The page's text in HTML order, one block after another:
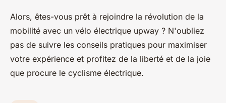
Alors, êtes-vous prêt à rejoindre la révolution de la
mobilité avec un vélo électrique upway ? N'oubliez
pas de suivre les conseils pratiques pour maximiser
votre expérience et profitez de la liberté et de la joie
que procure le cyclisme électrique.